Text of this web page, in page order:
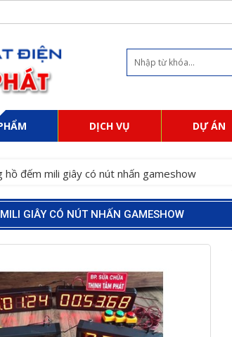
DỊCH VỤ DỰ ÁN
hồ đếm mili giây có nút nhấn gameshow
GIÂY CÓ NÚT NHẤN GAMESHOW